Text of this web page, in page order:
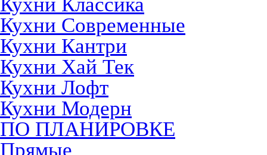
Кухни Современные
Кухни Кантри
Кухни Хай Тек
Кухни Лофт
Кухни Модерн
ПО ПЛАНИРОВКЕ
Прямые